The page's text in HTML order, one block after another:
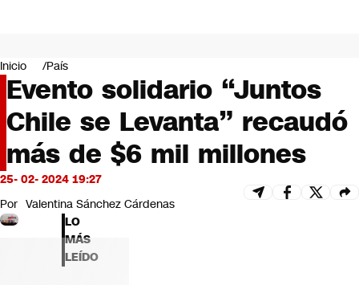
Negocios
Deportes
Programas completos
Cultura
Servicios
Bits
CNN tiempo
Futuro 360
Opinión
Inicio País
Evento solidario “Juntos
Chile se Levanta” recaudó
más de $6 mil millones
25- 02- 2024 19:27
Por Valentina Sánchez Cárdenas
LO
MÁS
LEÍDO